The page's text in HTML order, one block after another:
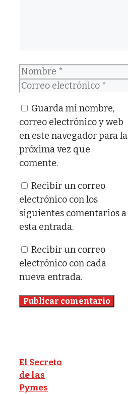
Nombre
Correo
Guarda mi nombre,
correo electrónico y web
en este navegador para la
próxima vez que
comente.
Recibir un correo
electrónico con los
siguientes comentarios a
esta entrada.
Recibir un correo
electrónico con cada
nueva entrada.
El Secreto
de las
Pymes